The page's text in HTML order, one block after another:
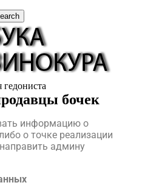
бочек
информацию о
о точке реализации
админу